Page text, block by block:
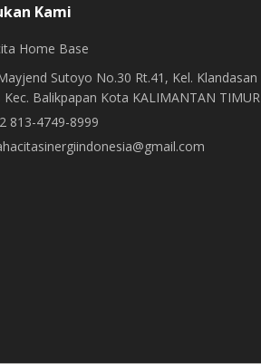
Kami
Home Base
Sutoyo No.30 Rt.41, Kel. Klandasan
Kec. Balikpapan Kota KALIMANTAN TIMUR
813-4749-8999